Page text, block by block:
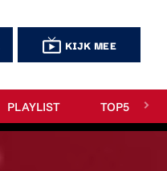
PLAYLIST TOP5
live_tv KIJK MEE